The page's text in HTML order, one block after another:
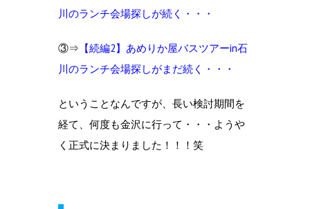
川のランチ会場探しが続く・・・
③⇒ 【続編2】あめりか屋バスツアーin石
川のランチ会場探しがまだ続く・・・
ということなんですが、長い検討期間を
経て、何度も金沢に行って・・・ようや
く正式に決まりました！！！笑